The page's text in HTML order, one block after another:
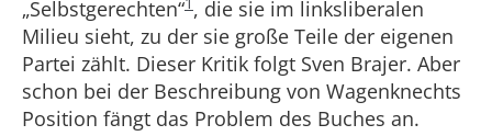
„Selbstgerechten“ , die sie im linksliberalen
Milieu sieht, zu der sie große Teile der eigenen
Partei zählt. Dieser Kritik folgt Sven Brajer. Aber
schon bei der Beschreibung von Wagenknechts
Position fängt das Problem des Buches an.